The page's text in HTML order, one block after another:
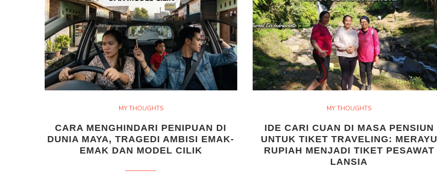
MY THOUGHTS
CARA MENGHINDARI PENIPUAN DI
DUNIA MAYA, TRAGEDI AMBISI EMAK-
EMAK DAN MODEL CILIK
MY THOUGHTS
IDE CARI CUAN DI MASA PENSIUN
UNTUK TIKET TRAVELING: MERAYU
RUPIAH MENJADI TIKET PESAWAT
LANSIA